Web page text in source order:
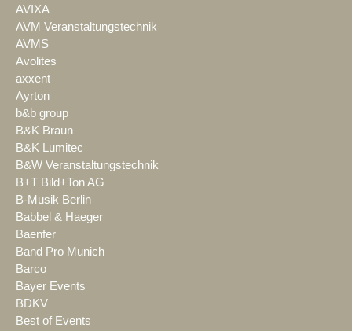
AVIXA
AVM Veranstaltungstechnik
AVMS
Avolites
axxent
Ayrton
b&b group
B&K Braun
B&K Lumitec
B&W Veranstaltungstechnik
B+T Bild+Ton AG
B-Musik Berlin
Babbel & Haeger
Baenfer
Band Pro Munich
Barco
Bayer Events
BDKV
Best of Events